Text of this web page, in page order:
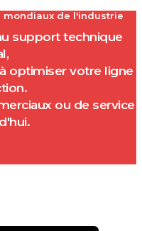
mondiaux de l'industrie
support technique
optimiser votre ligne
ou de service